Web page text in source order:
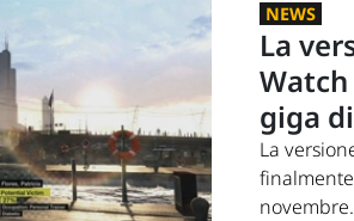
NEWS
La
giga
La